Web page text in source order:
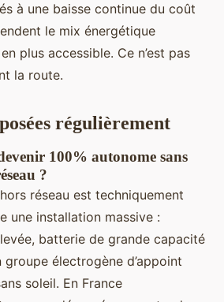
à une baisse continue du coût
le mix énergétique
plus accessible. Ce n’est pas
la route.
régulièrement
100% autonome sans
?
réseau est techniquement
une installation massive :
batterie de grande capacité
électrogène d’appoint
soleil. En France